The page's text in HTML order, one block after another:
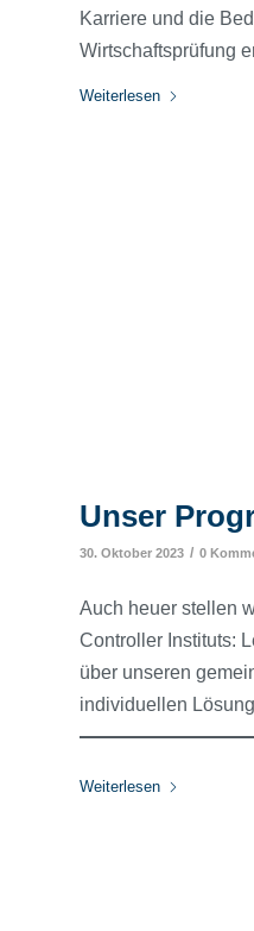
Karriere und die
Wirtschaftsprüfung
Weiterlesen
Unser
30. Oktober 2023 / 0
Auch heuer stellen
Controller Instituts:
über unseren
individuellen
Weiterlesen